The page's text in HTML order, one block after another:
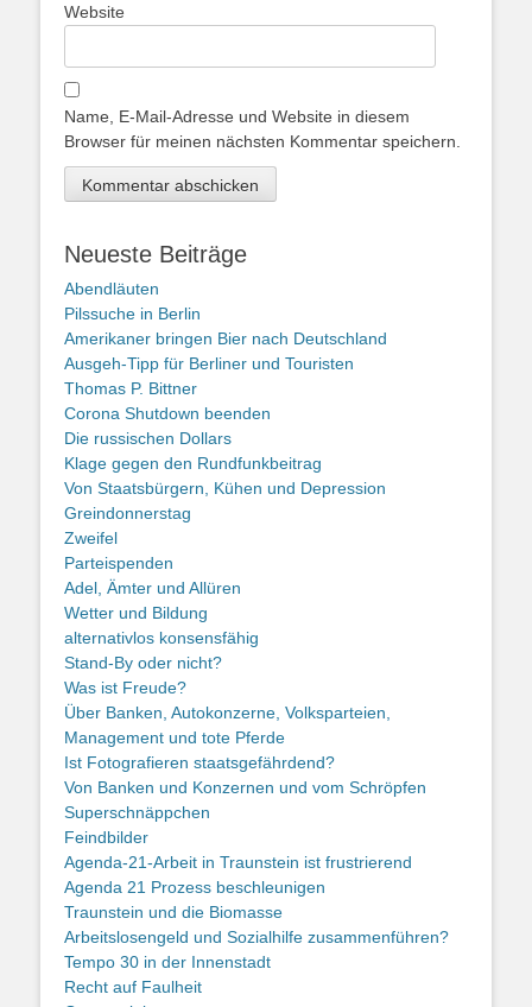
Website
Name, E-Mail-Adresse und Website in diesem
Browser für meinen nächsten Kommentar speichern.
Neueste Beiträge
Abendläuten
Pilssuche in Berlin
Amerikaner bringen Bier nach Deutschland
Ausgeh-Tipp für Berliner und Touristen
Thomas P. Bittner
Corona Shutdown beenden
Die russischen Dollars
Klage gegen den Rundfunkbeitrag
Von Staatsbürgern, Kühen und Depression
Greindonnerstag
Zweifel
Parteispenden
Adel, Ämter und Allüren
Wetter und Bildung
alternativlos konsensfähig
Stand-By oder nicht?
Was ist Freude?
Über Banken, Autokonzerne, Volksparteien,
Management und tote Pferde
Ist Fotografieren staatsgefährdend?
Von Banken und Konzernen und vom Schröpfen
Superschnäppchen
Feindbilder
Agenda-21-Arbeit in Traunstein ist frustrierend
Agenda 21 Prozess beschleunigen
Traunstein und die Biomasse
Arbeitslosengeld und Sozialhilfe zusammenführen?
Tempo 30 in der Innenstadt
Recht auf Faulheit